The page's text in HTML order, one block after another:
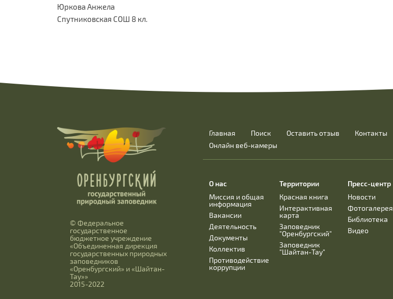
Юркова Анжела
Спутниковская СОШ 8 кл.
© Федеральное
государственное
бюджетное учреждение
«Объединенная дирекция
государственных природных
заповедников
«Оренбургский» и «Шайтан-
Тау»»
2015-2022
Главная Поиск Оставить отзыв
Контакты
Онлайн веб-камеры
О нас
Миссия и общая
информация
Вакансии
Деятельность
Документы
Коллектив
Противодействие
коррупции
Территории
Красная книга
Интерактивная
карта
Заповедник
"Оренбургский"
Заповедник
"Шайтан-Тау"
Пресс-центр
Новости
Фотогалерея
Библиотека
Видео